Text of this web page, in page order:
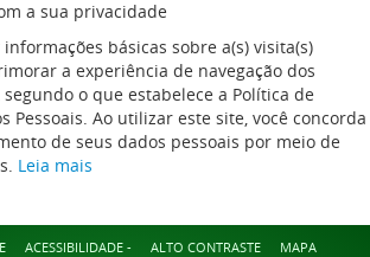
a sua privacidade
básicas sobre a(s) visita(s)
a experiência de navegação dos
o que estabelece a Política de
Pessoais. Ao utilizar este site, você concorda
de seus dados pessoais por meio de
Leia mais
ACESSIBILIDADE - ALTO CONTRASTE MAPA